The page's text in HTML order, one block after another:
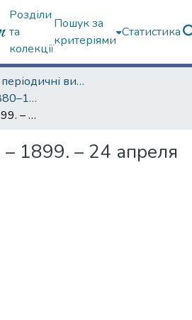
Розділи
та
колекції
Пошук за
критеріями
Статистика
Харківські періодичні видання
"Южный край" (1880–1919 гг.)
Южный край. – 1899. – 24 апреля (№ 6287)
1899. – 24 апреля